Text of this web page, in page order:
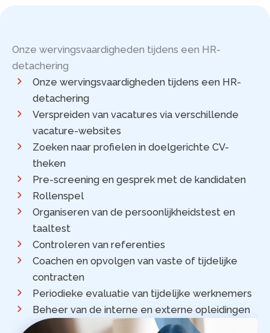
Onze wervingsvaardigheden tijdens een HR-
detachering
Onze wervingsvaardigheden tijdens een HR-
detachering
Verspreiden van vacatures via verschillende
vacature-websites
Zoeken naar profielen in doelgerichte CV-
theken
Pre-screening en gesprek met de kandidaten
Rollenspel
Organiseren van de persoonlijkheidstest en
taaltest
Controleren van referenties
Coachen en opvolgen van vaste of tijdelijke
contracten
Periodieke evaluatie van tijdelijke werknemers
Beheer van de interne en externe opleidingen